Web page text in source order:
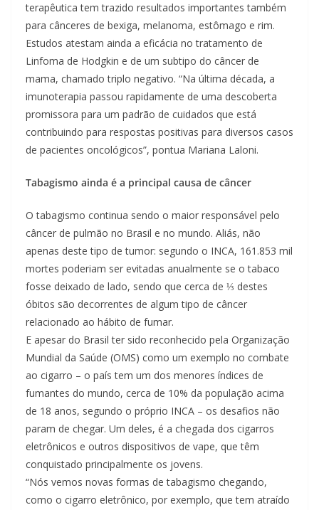
terapêutica tem trazido resultados importantes também
para cânceres de bexiga, melanoma, estômago e rim.
Estudos atestam ainda a eficácia no tratamento de
Linfoma de Hodgkin e de um subtipo do câncer de
mama, chamado triplo negativo. “Na última década, a
imunoterapia passou rapidamente de uma descoberta
promissora para um padrão de cuidados que está
contribuindo para respostas positivas para diversos casos
de pacientes oncológicos”, pontua Mariana Laloni.
Tabagismo ainda é a principal causa de câncer
O tabagismo continua sendo o maior responsável pelo
câncer de pulmão no Brasil e no mundo. Aliás, não
apenas deste tipo de tumor: segundo o INCA, 161.853 mil
mortes poderiam ser evitadas anualmente se o tabaco
fosse deixado de lado, sendo que cerca de ⅓ destes
óbitos são decorrentes de algum tipo de câncer
relacionado ao hábito de fumar.
E apesar do Brasil ter sido reconhecido pela Organização
Mundial da Saúde (OMS) como um exemplo no combate
ao cigarro – o país tem um dos menores índices de
fumantes do mundo, cerca de 10% da população acima
de 18 anos, segundo o próprio INCA – os desafios não
param de chegar. Um deles, é a chegada dos cigarros
eletrônicos e outros dispositivos de vape, que têm
conquistado principalmente os jovens.
“Nós vemos novas formas de tabagismo chegando,
como o cigarro eletrônico, por exemplo, que tem atraído